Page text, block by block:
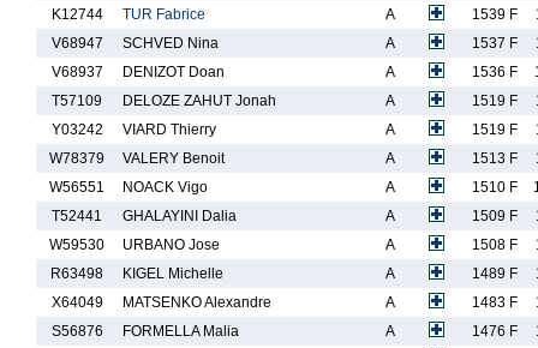
K12744
TUR Fabrice A 1539 F
V68947
SCHVED Nina A 1537 F
V68937
DENIZOT Doan A 1536 F
T57109
DELOZE ZAHUT Jonah A 1519 F
Y03242
VIARD Thierry A 1519 F
W78379
VALERY Benoit A 1513 F
W56551
NOACK Vigo A 1510 F
T52441
GHALAYINI Dalia A 1509 F
W59530
URBANO Jose A 1508 F
R63498
KIGEL Michelle A 1489 F
X64049
MATSENKO Alexandre A 1483 F
S56876
FORMELLA Malia A 1476 F